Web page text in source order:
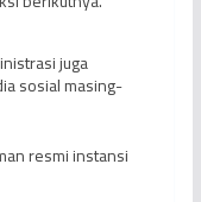
juga
sosial masing-
resmi instansi